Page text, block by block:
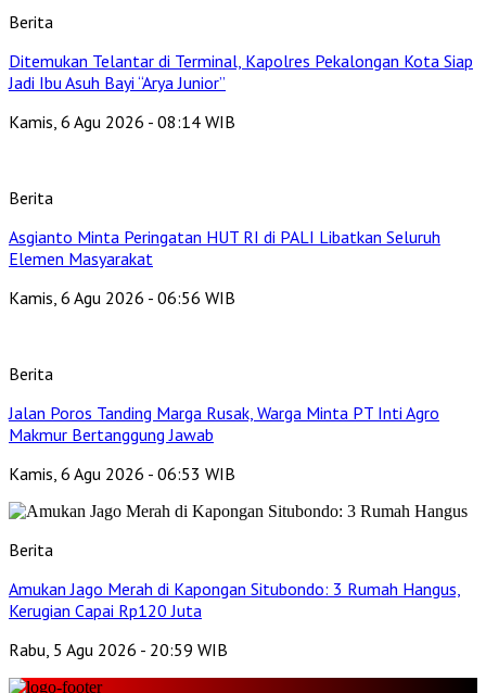
Berita
Ditemukan Telantar di Terminal, Kapolres Pekalongan Kota Siap
Jadi Ibu Asuh Bayi “Arya Junior”
Kamis, 6 Agu 2026 - 08:14 WIB
Berita
Asgianto Minta Peringatan HUT RI di PALI Libatkan Seluruh
Elemen Masyarakat
Kamis, 6 Agu 2026 - 06:56 WIB
Berita
Jalan Poros Tanding Marga Rusak, Warga Minta PT Inti Agro
Makmur Bertanggung Jawab
Kamis, 6 Agu 2026 - 06:53 WIB
Berita
Amukan Jago Merah di Kapongan Situbondo: 3 Rumah Hangus,
Kerugian Capai Rp120 Juta
Rabu, 5 Agu 2026 - 20:59 WIB